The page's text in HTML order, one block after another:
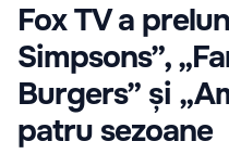
Fox TV a
Simpsons”,
Burgers” și
patru sezoane